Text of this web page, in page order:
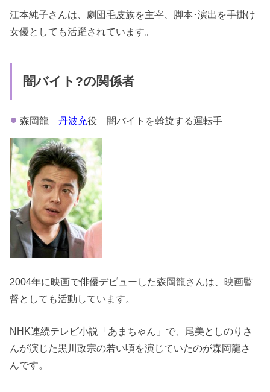
江本純子さんは、劇団毛皮族を主宰、脚本･演出を手掛け
女優としても活躍されています。
闇バイト?の関係者
森岡龍 丹波充役 闇バイトを斡旋する運転手
2004年に映画で俳優デビューした森岡龍さんは、映画監
督としても活動しています。
NHK連続テレビ小説「あまちゃん」で、尾美としのりさ
んが演じた黒川政宗の若い頃を演じていたのが森岡龍さ
んです。